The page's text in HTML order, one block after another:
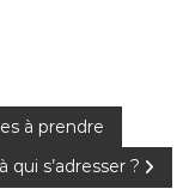
à prendre
qui s’adresser ?